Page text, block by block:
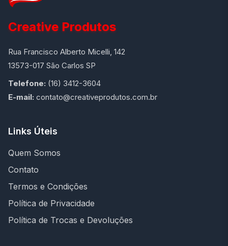
Creative Produtos
Rua Francisco Alberto Micelli, 142
13573-017 São Carlos SP
Telefone: (16) 3412-3604
E-mail: contato@creativeprodutos.com.br
Links Úteis
Quem Somos
Contato
Termos e Condições
Política de Privacidade
Política de Trocas e Devoluções